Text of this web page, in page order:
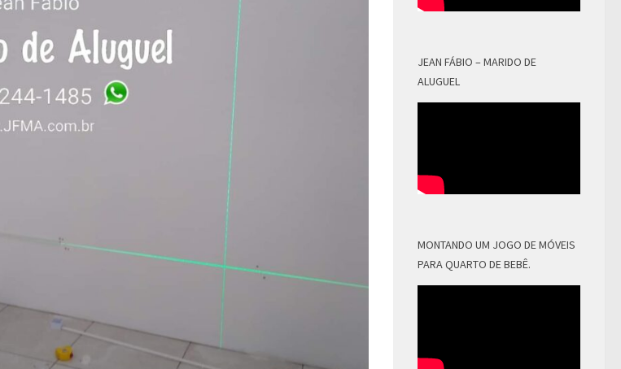
JEAN FÁBIO – MARIDO DE
ALUGUEL
MONTANDO UM JOGO DE MÓVEIS
PARA QUARTO DE BEBÊ.